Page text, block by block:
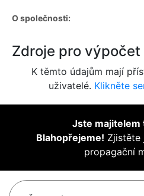
O společnosti:
Zdroje pro výpočet
K těmto údajům mají
uživatelé. Klikněte
Jste
Blahopřejeme! Zjistěte
propagační